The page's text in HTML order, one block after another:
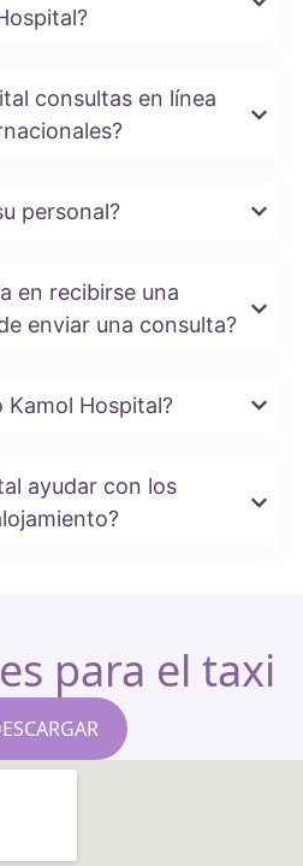
consultas en línea
personal?
en recibirse una
enviar una consulta?
Kamol Hospital?
ayudar con los
para el taxi